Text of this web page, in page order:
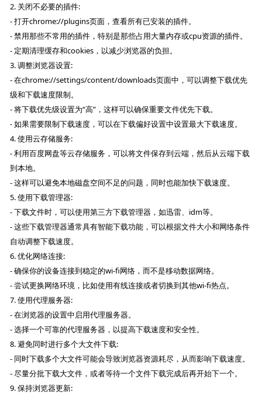
2. 关闭不必要的插件:
- 打开chrome://plugins页面，查看所有已安装的插件。
- 禁用那些不常用的插件，特别是那些占用大量内存或cpu资源的插件。
- 定期清理缓存和cookies，以减少浏览器的负担。
3. 调整浏览器设置:
- 在chrome://settings/content/downloads页面中，可以调整下载优先
级和下载速度限制。
- 将下载优先级设置为“高”，这样可以确保重要文件优先下载。
- 如果需要限制下载速度，可以在下载偏好设置中设置最大下载速度。
4. 使用云存储服务:
- 利用百度网盘等云存储服务，可以将文件保存到云端，然后从云端下载
到本地。
- 这样可以避免本地磁盘空间不足的问题，同时也能加快下载速度。
5. 使用下载管理器:
- 下载文件时，可以使用第三方下载管理器，如迅雷、idm等。
- 这些下载管理器通常具有智能下载功能，可以根据文件大小和网络条件
自动调整下载速度。
6. 优化网络连接:
- 确保你的设备连接到稳定的wi-fi网络，而不是移动数据网络。
- 尝试更换网络环境，比如使用有线连接或者切换到其他wi-fi热点。
7. 使用代理服务器:
- 在浏览器的设置中启用代理服务器。
- 选择一个可靠的代理服务器，以提高下载速度和安全性。
8. 避免同时进行多个大文件下载:
- 同时下载多个大文件可能会导致浏览器资源耗尽，从而影响下载速度。
- 尽量分批下载大文件，或者等待一个文件下载完成后再开始下一个。
9. 保持浏览器更新: